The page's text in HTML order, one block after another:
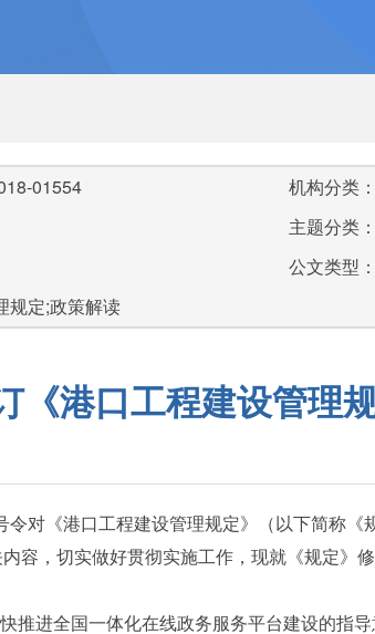
01554
规定;政策解读
机构分类：
主题分类：
公文类型：
《港口工程建设管理
《港口工程建设管理规定》（以下简称《
容，切实做好贯彻实施工作，现就《规定》
进全国一体化在线政务服务平台建设的指导